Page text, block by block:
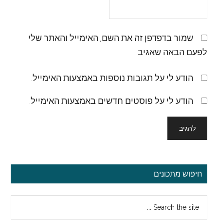
שמור בדפדפן זה את השם, האימייל והאתר שלי
לפעם הבאה שאגיב.
הודע לי על תגובות נוספות באמצעות האימייל.
הודע לי על פוסטים חדשים באמצעות האימייל.
סרגל
ראשי
חיפוש מתכונים